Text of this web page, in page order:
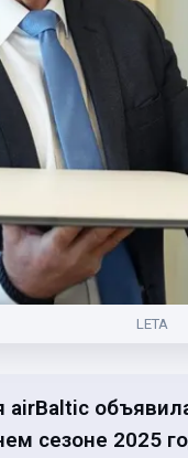
LETA
airBaltic
сезоне 2025